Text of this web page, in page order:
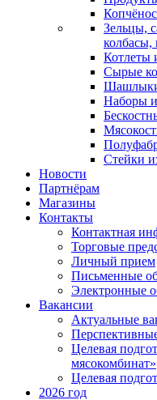
Зельцы,
колбасы,
Котлеты
Сырые
Наборы
Стейки
Новости
Партнёрам
Магазины
Контакты
Контактная
Торговые
Личный прием
Письменные
Электронные
Вакансии
Актуальные
Целевая
мясокомбинат»
Целевая
2026 год